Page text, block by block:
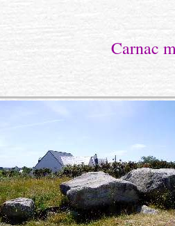
Carnac